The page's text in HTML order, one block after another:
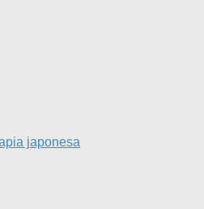
japonesa